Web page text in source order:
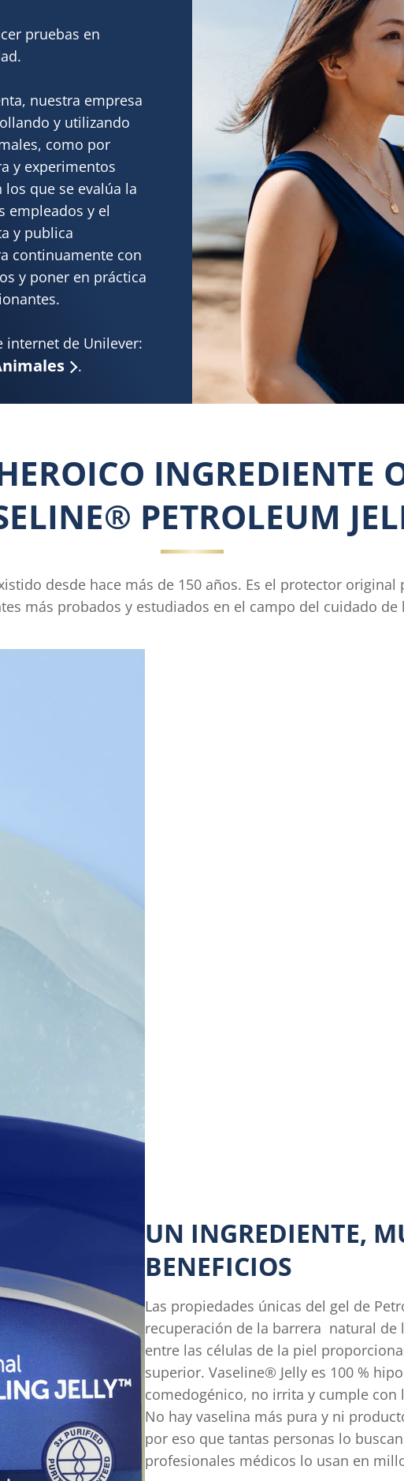
pruebas en
nuestra empresa
y utilizando
como por
y experimentos
que se evalúa la
empleados y el
y publica
continuamente con
y poner en práctica
internet de Unilever:
.
INGREDIENTE
PETROLEUM
desde hace más de 150 años. Es el protector
más probados y estudiados en el campo del cuidado de
UN INGREDIENTE,
BENEFICIOS
Las propiedades únicas del gel de
recuperación de la barrera natural de
entre las células de la piel
superior. Vaseline® Jelly es 100 %
comedogénico, no irrita y cumple con
No hay vaselina más pura y ni
por eso que tantas personas lo
profesionales médicos lo usan en